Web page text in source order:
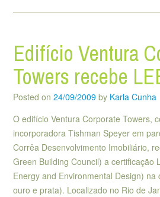
Edifício Ventura
Towers recebe
Posted on 24/09/2009 by Karla Cunha
O edifício Ventura Corporate Towers,
incorporadora Tishman Speyer em
Corrêa Desenvolvimento Imobiliário,
Green Building Council) a certificação
Energy and Environmental Design)
ouro e prata). Localizado no Rio de